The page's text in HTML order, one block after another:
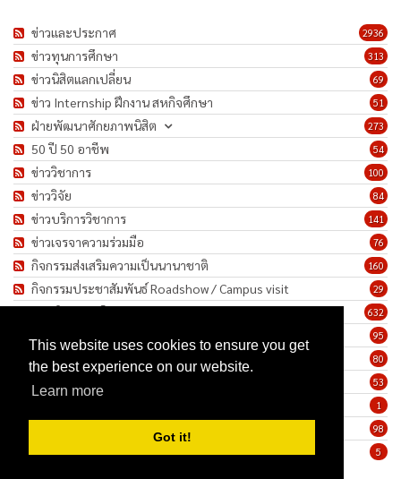
This website uses cookies to ensure you get
the best experience on our website.
Learn more
Got it!
2936
ข่าวและประกาศ
313
ข่าวทุนการศึกษา
69
ข่าวนิสิตแลกเปลี่ยน
51
ข่าว Internship ฝึกงาน สหกิจศึกษา
273
ฝ่ายพัฒนาศักยภาพนิสิต
54
50 ปี 50 อาชีพ
100
ข่าววิชาการ
84
ข่าววิจัย
141
ข่าวบริการวิชาการ
76
ข่าวเจรจาความร่วมมือ
160
กิจกรรมส่งเสริมความเป็นนานาชาติ
29
กิจกรรมประชาสัมพันธ์ Roadshow / Campus visit
632
ภาพกิจกรรม/โครงการ
95
80
ทำนุบำรุงศิลปวัฒนธรรม
53
ข่าวประกาศรับสมัครงาน
1
98
5
มาตรการป้องกันการแพร่ระบาดของเชื้อโรค COVID-19